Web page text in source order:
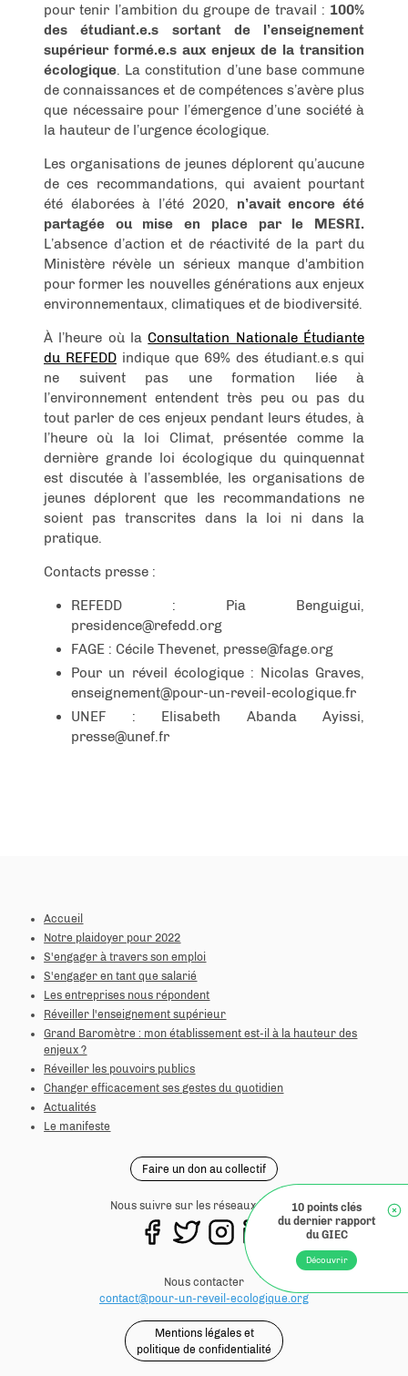
pour tenir l’ambition du groupe de travail : 100%
des étudiant.e.s sortant de l’enseignement
supérieur formé.e.s aux enjeux de la transition
écologique. La constitution d’une base commune
de connaissances et de compétences s’avère plus
que nécessaire pour l’émergence d’une société à
la hauteur de l’urgence écologique.
Les organisations de jeunes déplorent qu’aucune
de ces recommandations, qui avaient pourtant
été élaborées à l’été 2020, n’avait encore été
partagée ou mise en place par le MESRI.
L’absence d’action et de réactivité de la part du
Ministère révèle un sérieux manque d'ambition
pour former les nouvelles générations aux enjeux
environnementaux, climatiques et de biodiversité.
À l’heure où la Consultation Nationale Étudiante
du REFEDD indique que 69% des étudiant.e.s qui
ne suivent pas une formation liée à
l’environnement entendent très peu ou pas du
tout parler de ces enjeux pendant leurs études, à
l’heure où la loi Climat, présentée comme la
dernière grande loi écologique du quinquennat
est discutée à l’assemblée, les organisations de
jeunes déplorent que les recommandations ne
soient pas transcrites dans la loi ni dans la
pratique.
Contacts presse :
REFEDD : Pia Benguigui,
presidence@refedd.org
FAGE : Cécile Thevenet, presse@fage.org
Pour un réveil écologique : Nicolas Graves,
enseignement@pour-un-reveil-ecologique.fr
UNEF : Elisabeth Abanda Ayissi,
presse@unef.fr
Accueil
Notre plaidoyer pour 2022
S'engager à travers son emploi
S'engager en tant que salarié
Les entreprises nous répondent
Réveiller l'enseignement supérieur
Grand Baromètre : mon établissement est-il à la hauteur des
enjeux ?
Réveiller les pouvoirs publics
Changer efficacement ses gestes du quotidien
Actualités
Le manifeste
Faire un don au collectif
Nous suivre sur les réseaux sociaux
Nous contacter
contact@pour-un-reveil-ecologique.org
Mentions légales et
politique de confidentialité